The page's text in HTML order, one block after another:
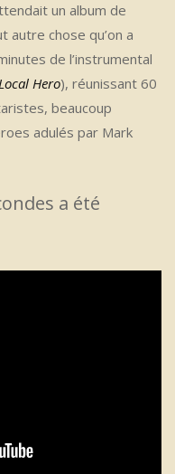
un album de
autre chose qu’on a
de l’instrumental
Hero), réunissant 60
beaucoup
adulés par Mark
a été